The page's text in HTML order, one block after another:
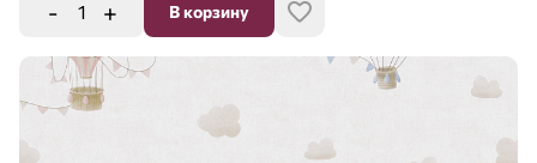
- + В корзину